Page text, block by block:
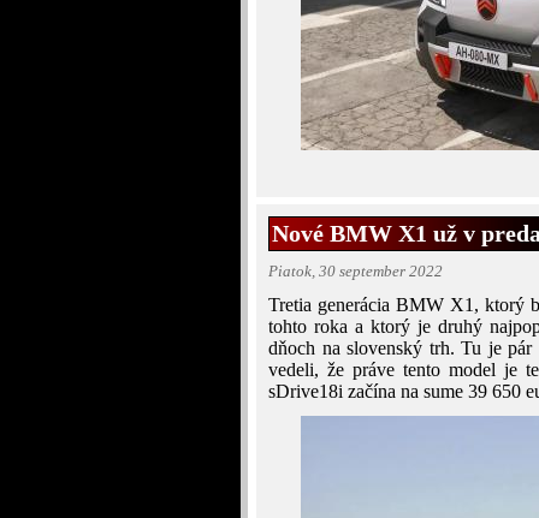
Nové BMW X1 už v
Piatok, 30 september 2022
Tretia generácia BMW X1, ktorý
tohto roka a ktorý je druhý
dňoch na slovenský trh. Tu je pár
vedeli, že práve tento model je
sDrive18i začína na sume 39 650